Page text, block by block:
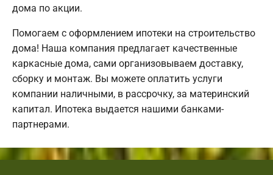
дома по акции.
Помогаем с оформлением ипотеки на строительство
дома! Наша компания предлагает качественные
каркасные дома, сами организовываем доставку,
сборку и монтаж. Вы можете оплатить услуги
компании наличными, в рассрочку, за материнский
капитал. Ипотека выдается нашими банками-
партнерами.